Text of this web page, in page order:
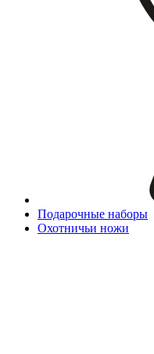
Подарочные наборы
Охотничьи ножи